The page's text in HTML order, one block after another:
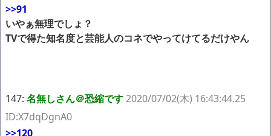
>>91
いやぁ無理でしょ？
TVで得た知名度と芸能人のコネでやってけてるだけやん
147: 名無しさん＠恐縮です2020/07/02(木) 16:43:44.25
ID:X7dqDgnA0
>>120